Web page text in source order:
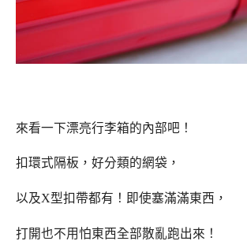
來看一下漂亮行李箱的內部吧！
扣環式隔板，好分類的網袋，
以及X型扣帶都有！即使塞滿滿東西，
打開也不用怕東西全部散亂跑出來！